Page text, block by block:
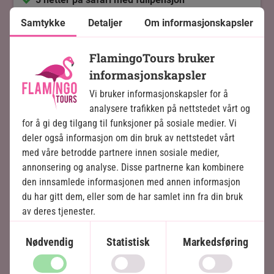
6 netter på Zanzibar på 4-stjerners resort med
halvpensjon
Serengeti Nasjonalpark
Lake Manyara
Ngorongoro-krateret
Tarangire Nasjonalpark
Inkludert i prisen
14 dager
Pris pr.
35.995kr. Les mer
Se billeder
Samtykke Detaljer Om informasjonskapsler
FlamingoTours bruker
informasjonskapsler
Vi bruker informasjonskapsler for å
analysere trafikken på nettstedet vårt og
for å gi deg tilgang til funksjoner på sosiale medier. Vi
deler også informasjon om din bruk av nettstedet vårt
med våre betrodde partnere innen sosiale medier,
annonsering og analyse. Disse partnerne kan kombinere
den innsamlede informasjonen med annen informasjon
du har gitt dem, eller som de har samlet inn fra din bruk
av deres tjenester.
Nødvendig Statistisk Markedsføring